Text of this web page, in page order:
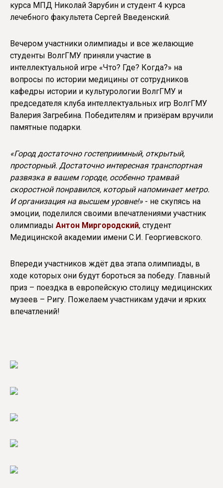
курса МПД Николай Зарубин и студент 4 курса
лечебного факультета Сергей Введенский.
Вечером участники олимпиады и все желающие
студенты ВолгГМУ приняли участие в
интеллектуальной игре «Что? Где? Когда?» на
вопросы по истории медицины от сотрудников
кафедры истории и культурологии ВолгГМУ и
председателя клуба интеллектуальных игр ВолгГМУ
Валерия Загребина. Победителям и призёрам вручили
памятные подарки.
«Город достаточно гостеприимный, открытый,
просторный. Достаточно интересная транспортная
развязка в вашем городе, особенно трамвай
скоростной понравился, который напоминает метро.
И организация на высшем уровне!» - не скупясь на
эмоции, поделился своими впечатлениями участник
олимпиады Антон Миргородский, студент
Медицинской академии имени С.И. Георгиевского.
Впереди участников ждёт два этапа олимпиады, в
ходе которых они будут бороться за победу. Главный
приз – поездка в европейскую столицу медицинских
музеев – Ригу. Пожелаем участникам удачи и ярких
впечатлений!